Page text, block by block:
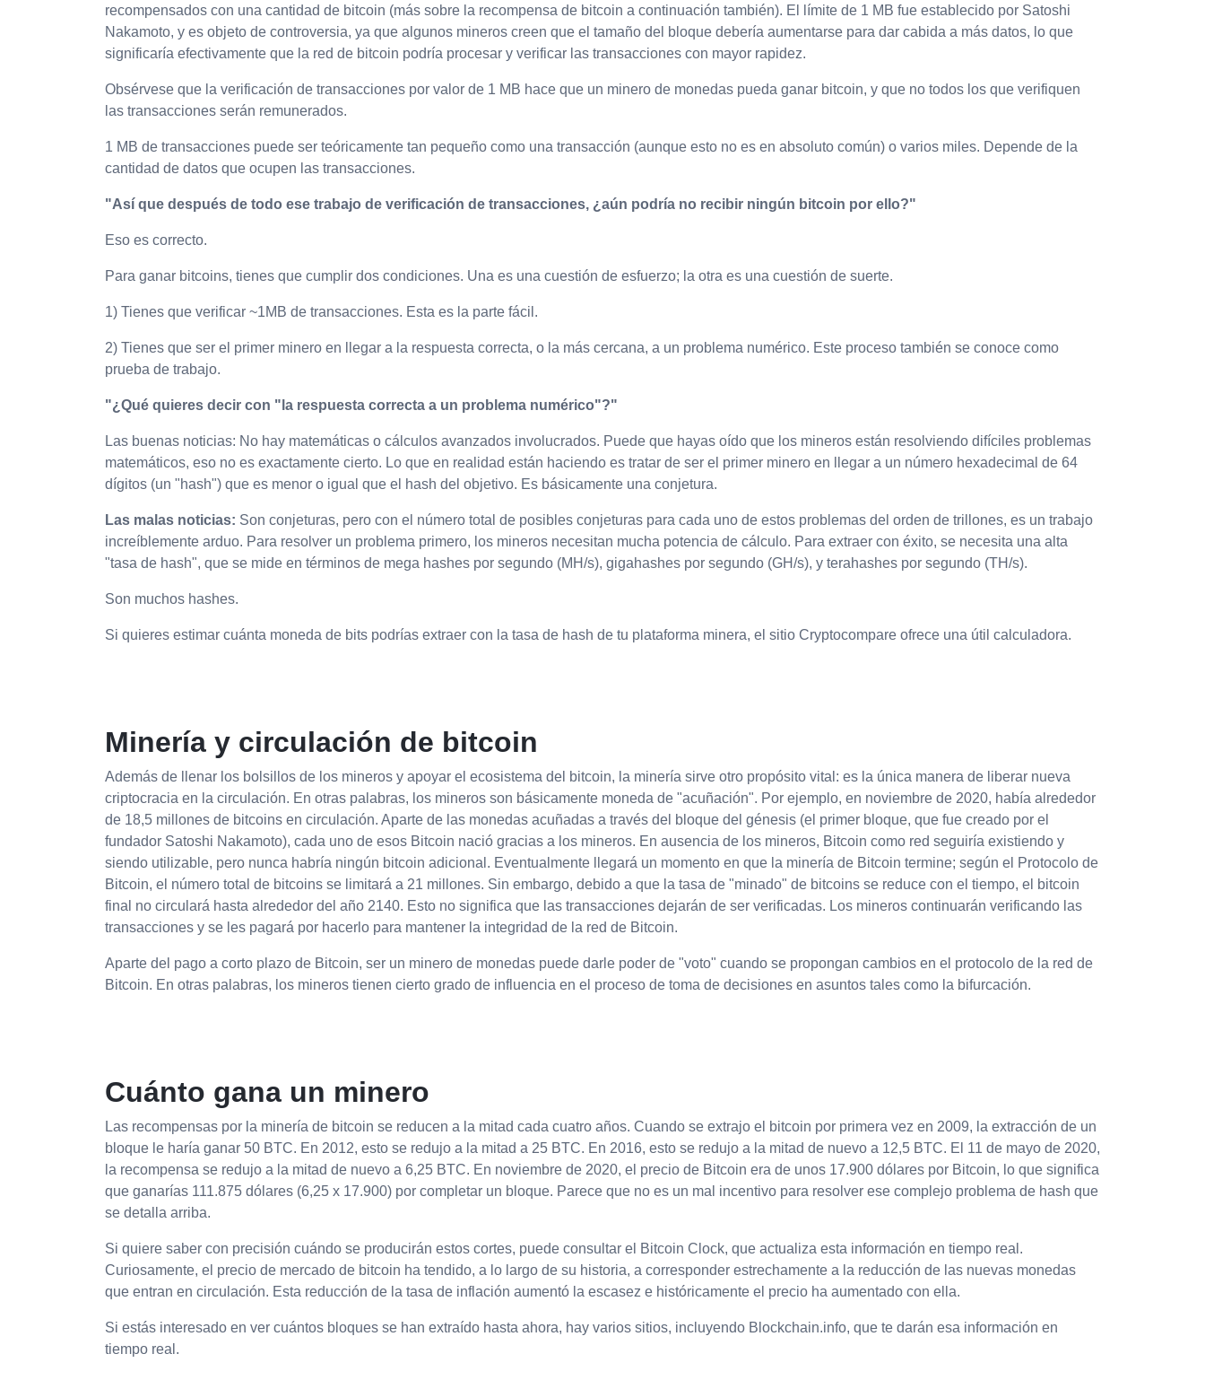
recompensados con una cantidad de bitcoin (más sobre la recompensa de bitcoin a continuación también). El límite de 1 MB fue establecido por Satoshi
Nakamoto, y es objeto de controversia, ya que algunos mineros creen que el tamaño del bloque debería aumentarse para dar cabida a más datos, lo que
significaría efectivamente que la red de bitcoin podría procesar y verificar las transacciones con mayor rapidez.
Obsérvese que la verificación de transacciones por valor de 1 MB hace que un minero de monedas pueda ganar bitcoin, y que no todos los que verifiquen
las transacciones serán remunerados.
1 MB de transacciones puede ser teóricamente tan pequeño como una transacción (aunque esto no es en absoluto común) o varios miles. Depende de la
cantidad de datos que ocupen las transacciones.
"Así que después de todo ese trabajo de verificación de transacciones, ¿aún podría no recibir ningún bitcoin por ello?"
Eso es correcto.
Para ganar bitcoins, tienes que cumplir dos condiciones. Una es una cuestión de esfuerzo; la otra es una cuestión de suerte.
1) Tienes que verificar ~1MB de transacciones. Esta es la parte fácil.
2) Tienes que ser el primer minero en llegar a la respuesta correcta, o la más cercana, a un problema numérico. Este proceso también se conoce como
prueba de trabajo.
"¿Qué quieres decir con "la respuesta correcta a un problema numérico"?"
Las buenas noticias: No hay matemáticas o cálculos avanzados involucrados. Puede que hayas oído que los mineros están resolviendo difíciles problemas
matemáticos, eso no es exactamente cierto. Lo que en realidad están haciendo es tratar de ser el primer minero en llegar a un número hexadecimal de 64
dígitos (un "hash") que es menor o igual que el hash del objetivo. Es básicamente una conjetura.
Las malas noticias: Son conjeturas, pero con el número total de posibles conjeturas para cada uno de estos problemas del orden de trillones, es un trabajo
increíblemente arduo. Para resolver un problema primero, los mineros necesitan mucha potencia de cálculo. Para extraer con éxito, se necesita una alta
"tasa de hash", que se mide en términos de mega hashes por segundo (MH/s), gigahashes por segundo (GH/s), y terahashes por segundo (TH/s).
Son muchos hashes.
Si quieres estimar cuánta moneda de bits podrías extraer con la tasa de hash de tu plataforma minera, el sitio Cryptocompare ofrece una útil calculadora.
Minería y circulación de bitcoin
Además de llenar los bolsillos de los mineros y apoyar el ecosistema del bitcoin, la minería sirve otro propósito vital: es la única manera de liberar nueva
criptocracia en la circulación. En otras palabras, los mineros son básicamente moneda de "acuñación". Por ejemplo, en noviembre de 2020, había alrededor
de 18,5 millones de bitcoins en circulación. Aparte de las monedas acuñadas a través del bloque del génesis (el primer bloque, que fue creado por el
fundador Satoshi Nakamoto), cada uno de esos Bitcoin nació gracias a los mineros. En ausencia de los mineros, Bitcoin como red seguiría existiendo y
siendo utilizable, pero nunca habría ningún bitcoin adicional. Eventualmente llegará un momento en que la minería de Bitcoin termine; según el Protocolo de
Bitcoin, el número total de bitcoins se limitará a 21 millones. Sin embargo, debido a que la tasa de "minado" de bitcoins se reduce con el tiempo, el bitcoin
final no circulará hasta alrededor del año 2140. Esto no significa que las transacciones dejarán de ser verificadas. Los mineros continuarán verificando las
transacciones y se les pagará por hacerlo para mantener la integridad de la red de Bitcoin.
Aparte del pago a corto plazo de Bitcoin, ser un minero de monedas puede darle poder de "voto" cuando se propongan cambios en el protocolo de la red de
Bitcoin. En otras palabras, los mineros tienen cierto grado de influencia en el proceso de toma de decisiones en asuntos tales como la bifurcación.
Cuánto gana un minero
Las recompensas por la minería de bitcoin se reducen a la mitad cada cuatro años. Cuando se extrajo el bitcoin por primera vez en 2009, la extracción de un
bloque le haría ganar 50 BTC. En 2012, esto se redujo a la mitad a 25 BTC. En 2016, esto se redujo a la mitad de nuevo a 12,5 BTC. El 11 de mayo de 2020,
la recompensa se redujo a la mitad de nuevo a 6,25 BTC. En noviembre de 2020, el precio de Bitcoin era de unos 17.900 dólares por Bitcoin, lo que significa
que ganarías 111.875 dólares (6,25 x 17.900) por completar un bloque. Parece que no es un mal incentivo para resolver ese complejo problema de hash que
se detalla arriba.
Si quiere saber con precisión cuándo se producirán estos cortes, puede consultar el Bitcoin Clock, que actualiza esta información en tiempo real.
Curiosamente, el precio de mercado de bitcoin ha tendido, a lo largo de su historia, a corresponder estrechamente a la reducción de las nuevas monedas
que entran en circulación. Esta reducción de la tasa de inflación aumentó la escasez e históricamente el precio ha aumentado con ella.
Si estás interesado en ver cuántos bloques se han extraído hasta ahora, hay varios sitios, incluyendo Blockchain.info, que te darán esa información en
tiempo real.